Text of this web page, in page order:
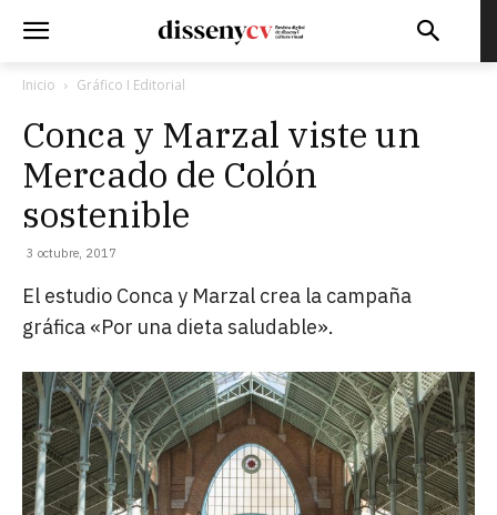
Inicio Gráfico I Editorial
Conca y Marzal viste un
Mercado de Colón
sostenible
3 octubre, 2017
El estudio Conca y Marzal crea la campaña
gráfica «Por una dieta saludable».